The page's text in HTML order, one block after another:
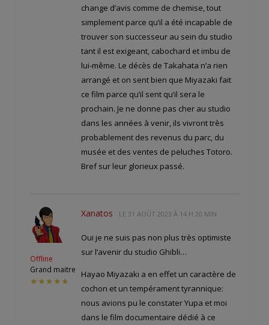
change d’avis comme de chemise, tout
simplement parce qu’il a été incapable de
trouver son successeur au sein du studio
tant il est exigeant, cabochard et imbu de
lui-même. Le décès de Takahata n’a rien
arrangé et on sent bien que Miyazaki fait
ce film parce qu’il sent qu’il sera le
prochain. Je ne donne pas cher au studio
dans les années à venir, ils vivront très
probablement des revenus du parc, du
musée et des ventes de peluches Totoro.
Bref sur leur glorieux passé.
Offline
Grand maitre
★★★★★
Xanatos LE 31 AOÛT 2023 À 14 H 20 MIN
Oui je ne suis pas non plus très optimiste
sur l’avenir du studio Ghibli…
Hayao Miyazaki a en effet un caractère de
cochon et un tempérament tyrannique:
nous avions pu le constater Yupa et moi
dans le film documentaire dédié à ce